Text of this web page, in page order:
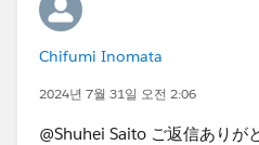
Chifumi Inomata
2024년 7월 31일 오전 2:06
@Shuhei Saito ご返信ありが